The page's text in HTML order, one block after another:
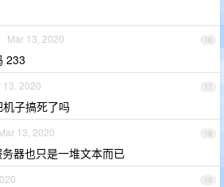
16
Mar 13, 2020
233
17
13, 2020
机子搞死了吗
18
13, 2020
器也只是一堆文本而已
19